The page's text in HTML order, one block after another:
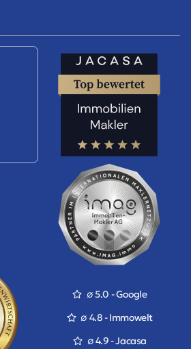
∅ 5.0 - Google
∅ 4.8 - Immowelt
∅ 4.9 - Jacasa